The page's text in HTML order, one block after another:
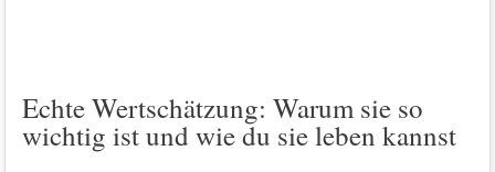
Echte Wertschätzung: Warum sie so
wichtig ist und wie du sie leben kannst